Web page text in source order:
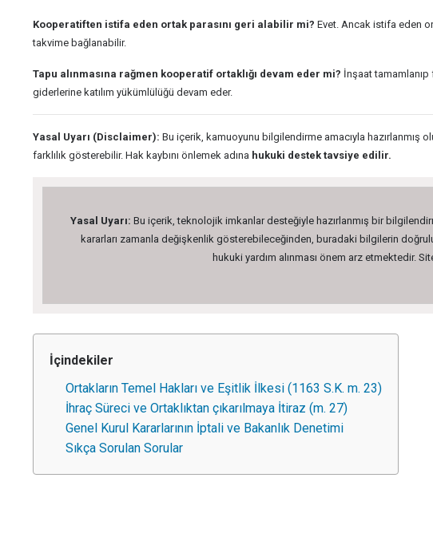
Kooperatiften istifa eden ortak parasını geri alabilir mi? Evet. Ancak istifa eden
takvime bağlanabilir.
Tapu alınmasına rağmen kooperatif ortaklığı devam eder mi? İnşaat
giderlerine katılım yükümlülüğü devam eder.
Yasal Uyarı (Disclaimer): Bu içerik, kamuoyunu bilgilendirme amacıyla hazırlanmış
farklılık gösterebilir. Hak kaybını önlemek adına hukuki destek tavsiye edilir.
Yasal Uyarı: Bu içerik, teknolojik imkanlar desteğiyle hazırlanmış bir
kararları zamanla değişkenlik gösterebileceğinden, buradaki bilgilerin
hukuki yardım alınması önem arz etmektedir.
İçindekiler
Ortakların Temel Hakları ve Eşitlik İlkesi (1163 S.K. m. 23)
İhraç Süreci ve Ortaklıktan çıkarılmaya İtiraz (m. 27)
Genel Kurul Kararlarının İptali ve Bakanlık Denetimi
Sıkça Sorulan Sorular